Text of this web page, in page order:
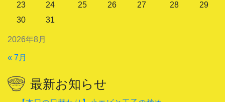
2026年8月
23
24 25 26 27 28
29
30
31
« 7月
最新お知らせ